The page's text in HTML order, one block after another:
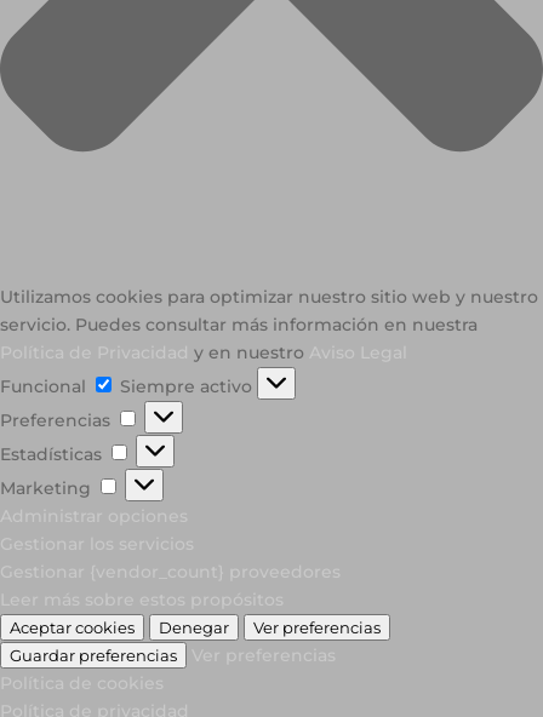
Utilizamos cookies para optimizar nuestro sitio web y nuestro
servicio. Puedes consultar más información en nuestra
y en nuestro
Funcional
Funcional
Siempre activo
Preferencias
Preferencias
Estadísticas
Estadísticas
Marketing
Marketing
Aceptar cookies Denegar
Ver preferencias
Guardar preferencias